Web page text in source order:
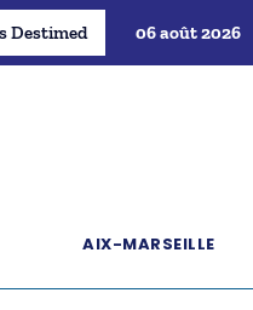
Destimed 06 août 2026
AIX-MARSEILLE